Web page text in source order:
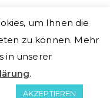
Germany e.V.
Germany
Datenschutzerklärung
um Ihnen die
zu können. Mehr
in unserer
.
AKZEPTIEREN